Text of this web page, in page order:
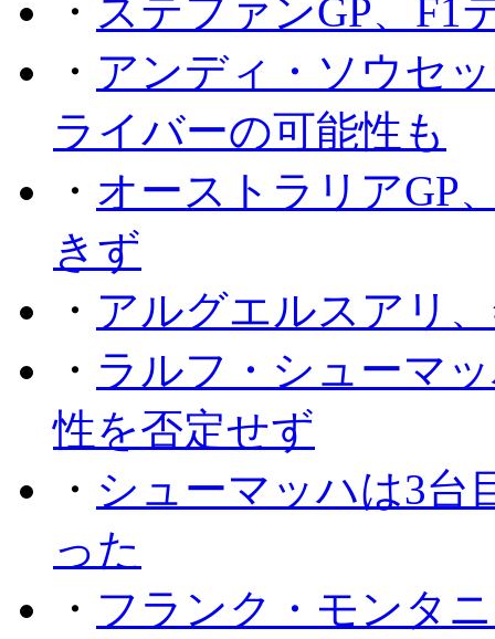
・ ステファンGP、F1
・ アンディ・ソウセ
ライバーの可能性も
・ オーストラリアGP
きず
・ アルグエルスアリ
・ ラルフ・シューマ
性を否定せず
・ シューマッハは3台
った
・ フランク・モンタ